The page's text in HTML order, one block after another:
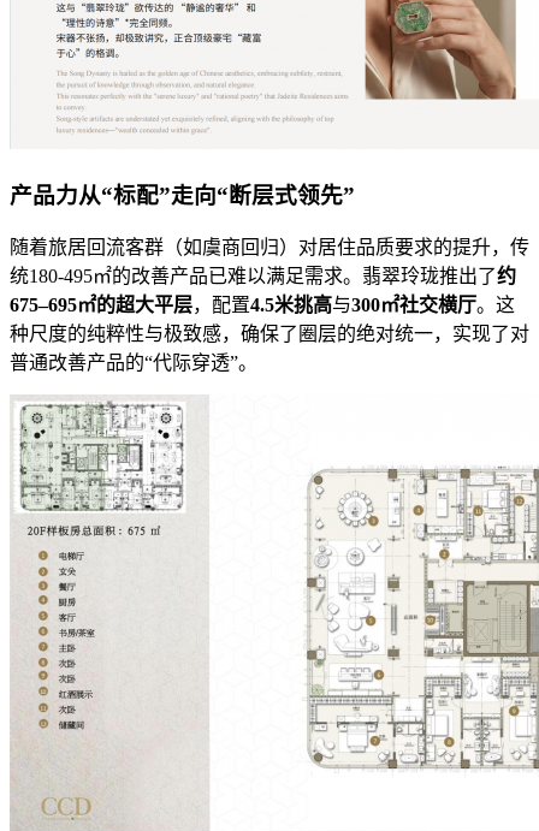
产品力从“标配”走向“断层式领先”
随着旅居回流客群（如虞商回归）对居住品质要求的提升，传
统180-495㎡的改善产品已难以满足需求。翡翠玲珑推出了约
675–695㎡的超大平层，配置4.5米挑高与300㎡社交横厅。这
种尺度的纯粹性与极致感，确保了圈层的绝对统一，实现了对
普通改善产品的“代际穿透”。